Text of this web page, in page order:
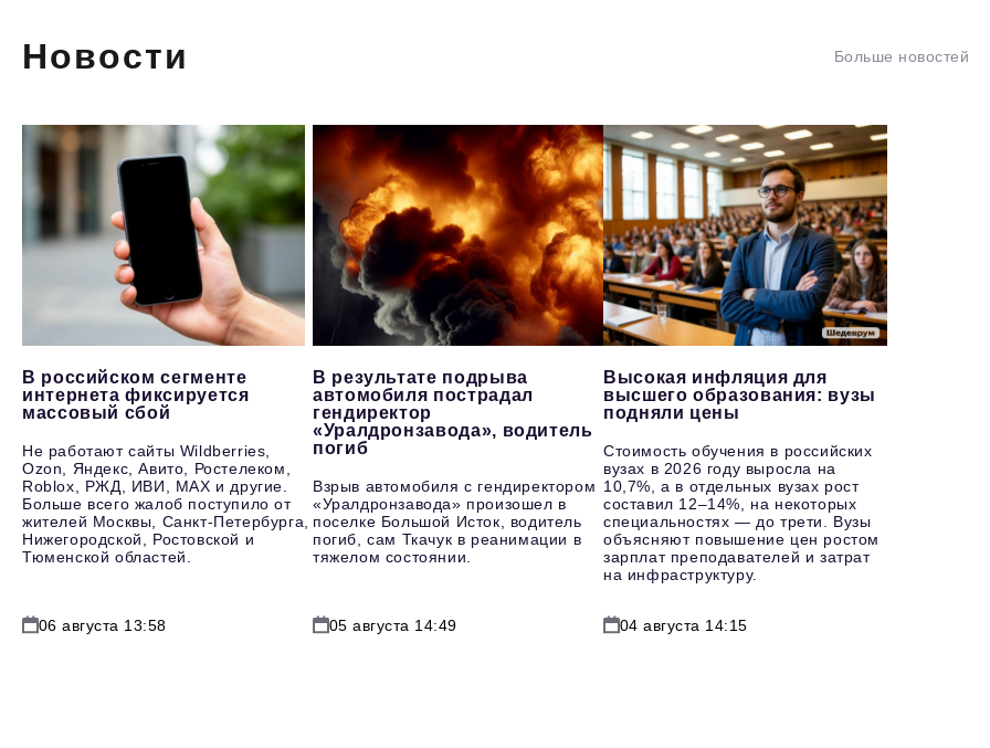
Новости Больше новостей
В российском сегменте
интернета фиксируется
массовый сбой
Не работают сайты Wildberries,
Ozon, Яндекс, Авито, Ростелеком,
Roblox, РЖД, ИВИ, MAX и другие.
Больше всего жалоб поступило от
жителей Москвы, Санкт-Петербурга,
Нижегородской, Ростовской и
Тюменской областей.
06 августа 13:58
В результате подрыва
автомобиля пострадал
гендиректор
«Уралдронзавода», водитель
погиб
Взрыв автомобиля с гендиректором
«Уралдронзавода» произошел в
поселке Большой Исток, водитель
погиб, сам Ткачук в реанимации в
тяжелом состоянии.
05 августа 14:49
Высокая инфляция для
высшего образования: вузы
подняли цены
Стоимость обучения в российских
вузах в 2026 году выросла на
10,7%, а в отдельных вузах рост
составил 12–14%, на некоторых
специальностях — до трети. Вузы
объясняют повышение цен ростом
зарплат преподавателей и затрат
на инфраструктуру.
04 августа 14:15